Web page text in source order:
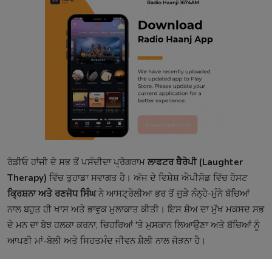
ਰੇਡੀਓ ਹਾਂਜੀ ਦੇ ਸਭ ਤੋਂ ਪਸੰਦੀਦਾ ਪ੍ਰੋਗਰਾਮ ਲਾਫਟਰ ਥੈਰੇਪੀ (Laughter
Therapy) ਵਿੱਚ ਤੁਹਾਡਾ ਸਵਾਗਤ ਹੈ। ਅੱਜ ਦੇ ਵਿਸ਼ੇਸ਼ ਐਪੀਸੋਡ ਵਿੱਚ ਹੋਸਟ
ਕ੍ਰਿਸ਼ਨਾ ਅਤੇ ਰਣਜੋਧ ਸਿੰਘਨੇ ਆਸਟ੍ਰੇਲੀਆ ਭਰ ਤੋਂ ਜੁੜੇ ਨੰਨ੍ਹੇ-ਮੁੰਨੇ ਬੱਚਿਆਂ
ਨਾਲ ਬਹੁਤ ਹੀ ਖਾਸ ਅਤੇ ਭਾਵੁਕ ਮੁਲਾਕਾਤ ਕੀਤੀ। ਇਸ ਸ਼ੋਅ ਦਾ ਮੁੱਖ ਮਕਸਦ ਸਭ
ਦੇ ਮਨ ਦਾ ਬੋਝ ਹਲਕਾ ਕਰਨਾ, ਚਿਹਰਿਆਂ 'ਤੇ ਮੁਸਕਾਨ ਲਿਆਉਣਾ ਅਤੇ ਬੱਚਿਆਂ ਨੂੰ
ਆਪਣੀ ਮਾਂ-ਬੋਲੀ ਅਤੇ ਸਿਹਤਮੰਦ ਜੀਵਨ ਸ਼ੈਲੀ ਨਾਲ ਜੋੜਨਾ ਹੈ।